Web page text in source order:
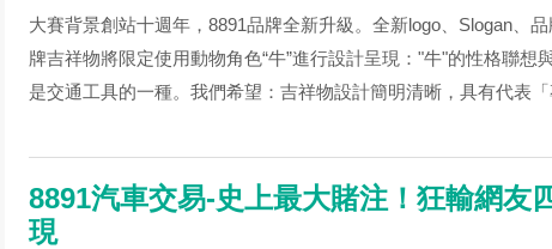
大賽背景創站十週年，8891品牌全新升級。全新logo、Slogan、
牌吉祥物將限定使用動物角色“牛”進行設計呈現："牛"的性格聯想
是交通工具的一種。我們希望：吉祥物設計簡明清晰，具有代表
8891汽車交易-史上最大賭注！狂輸網友
現